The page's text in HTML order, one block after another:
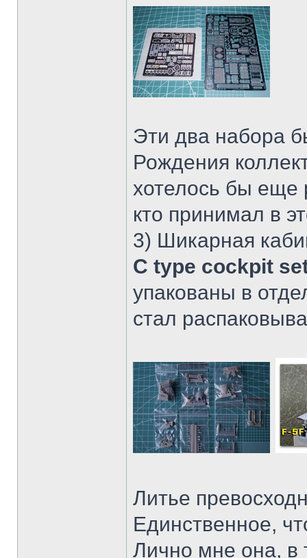
Эти два набора
Рождения
хотелось бы еще
кто принимал в
3) Шикарная
C type cockpit
упакованы в
стал
Литье
Единственное,
Лично мне она, в